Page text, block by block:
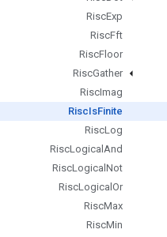
RiscExp
RiscFft
RiscFloor
RiscGather
RiscImag
RiscIsFinite
RiscLog
RiscLogical And
RiscLogical Not
RiscLogical Or
RiscMax
RiscMin